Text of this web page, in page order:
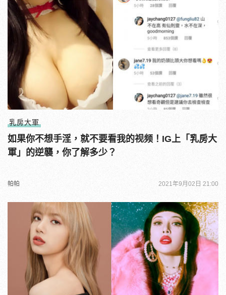
乳房大軍
如果你不想手淫，就不要看我的视频！IG上「乳房大
軍」的逆襲，你了解多少？
帕帕 2021年9月02日 21:00